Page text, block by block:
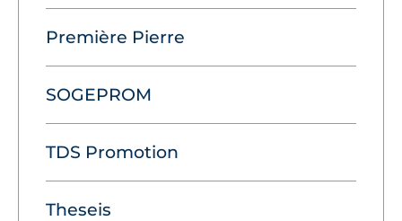
Première Pierre
SOGEPROM
TDS Promotion
Theseis